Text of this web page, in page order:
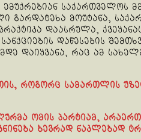
ემუქრებიან
გარდატეხა მოუტანა,
დაასრულა,
დაწესების
დაიყვანა, რაც ამ
როგორც სამართლის
ომის პარტიამ,
ბევრად ნაკლებად